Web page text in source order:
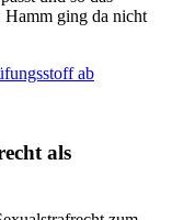
Hamm ging da nicht
ab
als